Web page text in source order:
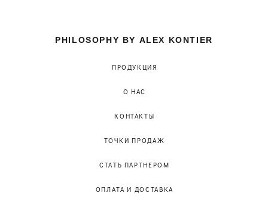
PHILOSOPHY BY ALEX KONTIER
ПРОДУКЦИЯ
О НАС
КОНТАКТЫ
ТОЧКИ ПРОДАЖ
СТАТЬ ПАРТНЕРОМ
ОПЛАТА И ДОСТАВКА